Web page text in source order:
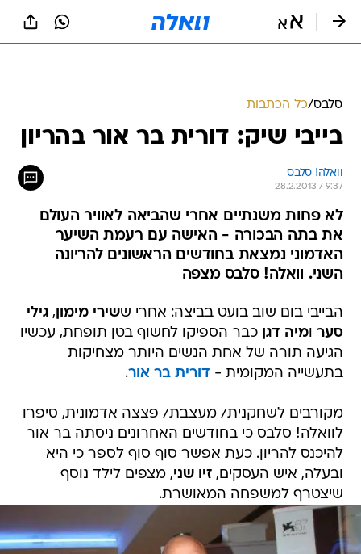
סלבס/כל הכתבות
בייבי שיק: דורית בר אור בהריון
וואלה! סלבס
28.2.2013 / 9:37
לא פחות משנתיים אחרי שהביאה לאוויר העולם
את בתה הבכורה - האישה עם רעמת השיער
האדמוני נמצאת בחודשים הראשונים להריונה
השני. וואלה! סלבס מצפה
הבייבי בום שוב בועט בביצה: אחרי ששירי מימון,גילי
סער ומיה דגן כבר הספיקו לחשוף בטן תופחת, עכשיו
הגיעה תורה של אחת הנשים היותר מצחיקות
בתעשייה המקומית - דורית בר אור.
מקורבים לשחקנית/ מעצבת/ פצצה אדמונית, סיפרו
לוואלה! סלבס כי בחודשים האחרונים ניסתה בר אור
להיכנס להריון. כעת אפשר סוף סוף לספר כי היא
ובעלה, איש העסקים,זיו שני, מצפים לילד נוסף
שיצטרף למשפחה המאושרת.